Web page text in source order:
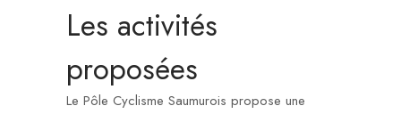
Les activités
proposées
Le Pôle Cyclisme Saumurois propose une